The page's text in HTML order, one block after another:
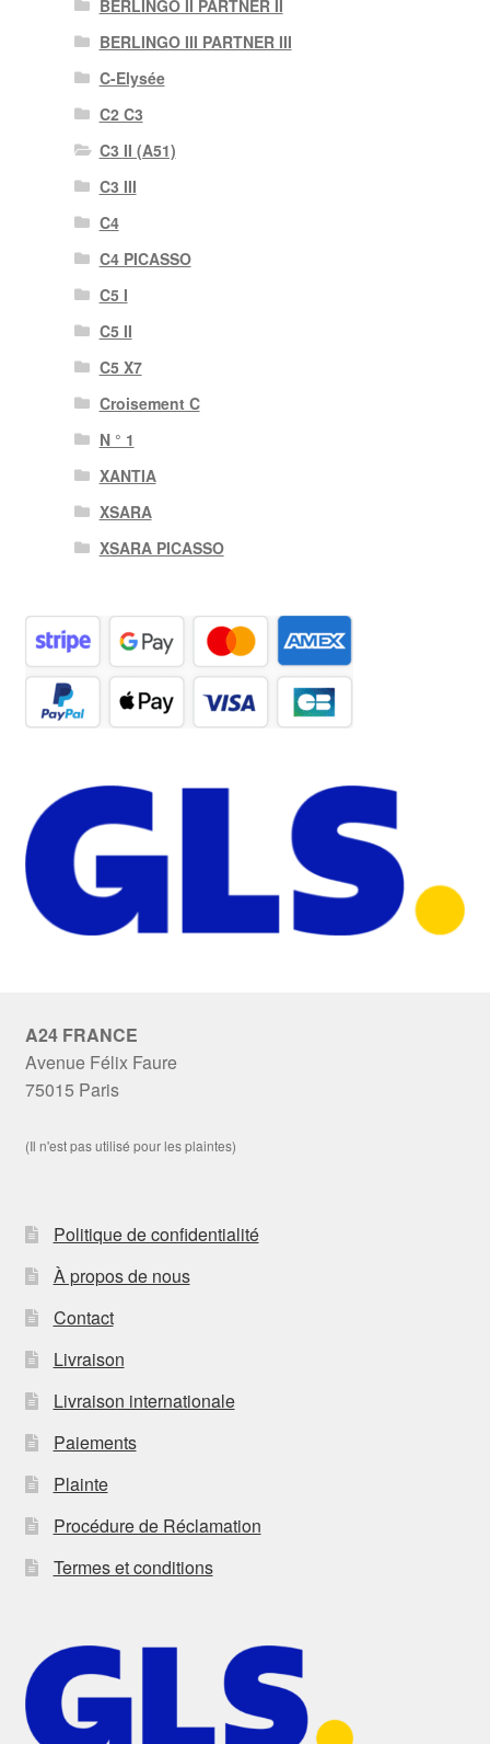
BERLINGO II PARTNER II
BERLINGO III PARTNER III
C-Elysée
C2 C3
C3 II (A51)
C3 III
C4
C4 PICASSO
C5 I
C5 II
C5 X7
Croisement C
N ° 1
XANTIA
XSARA
XSARA PICASSO
A24 FRANCE
Avenue Félix Faure
75015 Paris
(Il n'est pas utilisé pour les plaintes)
Politique de confidentialité
À propos de nous
Contact
Livraison
Livraison internationale
Paiements
Plainte
Procédure de Réclamation
Termes et conditions